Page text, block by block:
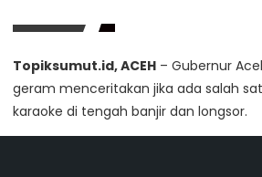
Topiksumut.id, ACEH – Gubernur
geram menceritakan jika ada salah
karaoke di tengah banjir dan longsor.